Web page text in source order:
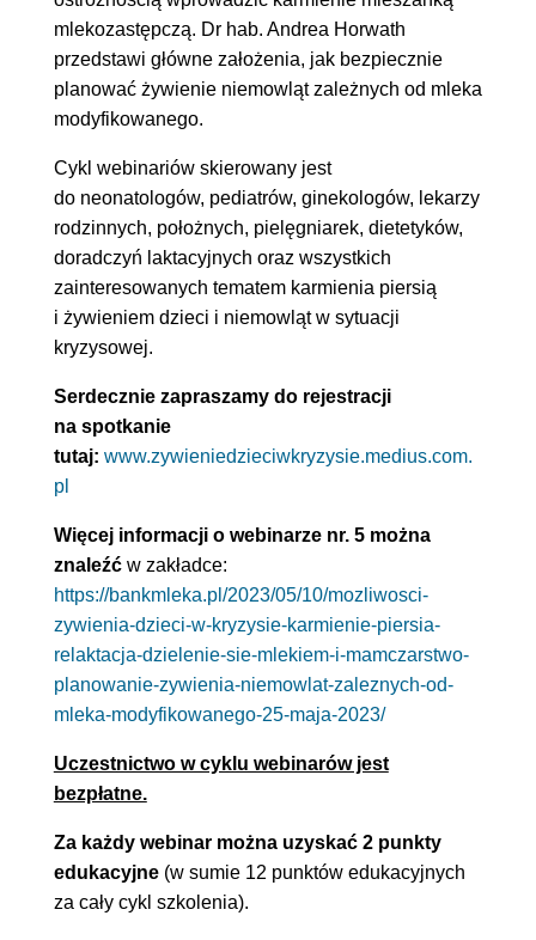
mlekozastępczą. Dr hab. Andrea Horwath
przedstawi główne założenia, jak bezpiecznie
planować żywienie niemowląt zależnych od mleka
modyfikowanego.
Cykl webinariów skierowany jest
do neonatologów, pediatrów, ginekologów, lekarzy
rodzinnych, położnych, pielęgniarek, dietetyków,
doradczyń laktacyjnych oraz wszystkich
zainteresowanych tematem karmienia piersią
i żywieniem dzieci i niemowląt w sytuacji
kryzysowej.
Serdecznie zapraszamy do rejestracji
na spotkanie
tutaj: www.zywieniedzieciwkryzysie.medius.com.
pl
Więcej informacji o webinarze nr. 5 można
znaleźćw zakładce:
https://bankmleka.pl/2023/05/10/mozliwosci-
zywienia-dzieci-w-kryzysie-karmienie-piersia-
relaktacja-dzielenie-sie-mlekiem-i-mamczarstwo-
planowanie-zywienia-niemowlat-zaleznych-od-
mleka-modyfikowanego-25-maja-2023/
Uczestnictwo w cyklu webinarów jest
bezpłatne.
Za każdy webinar można uzyskać 2 punkty
edukacyjne(w sumie 12 punktów edukacyjnych
za cały cykl szkolenia).